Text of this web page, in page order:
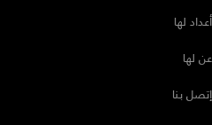
أعداد لها
عن لها
إتصل بنا